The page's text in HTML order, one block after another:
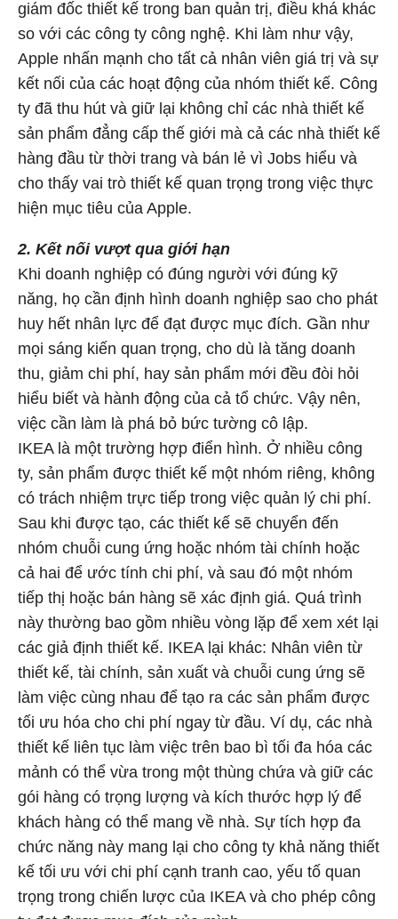
giám đốc thiết kế trong ban quản trị, điều khá khác
so với các công ty công nghệ. Khi làm như vậy,
Apple nhấn mạnh cho tất cả nhân viên giá trị và sự
kết nối của các hoạt động của nhóm thiết kế. Công
ty đã thu hút và giữ lại không chỉ các nhà thiết kế
sản phẩm đẳng cấp thế giới mà cả các nhà thiết kế
hàng đầu từ thời trang và bán lẻ vì Jobs hiểu và
cho thấy vai trò thiết kế quan trọng trong việc thực
hiện mục tiêu của Apple.
2. Kết nối vượt qua giới hạn
Khi doanh nghiệp có đúng người với đúng kỹ
năng, họ cần định hình doanh nghiệp sao cho phát
huy hết nhân lực để đạt được mục đích. Gần như
mọi sáng kiến quan trọng, cho dù là tăng doanh
thu, giảm chi phí, hay sản phẩm mới đều đòi hỏi
hiểu biết và hành động của cả tổ chức. Vậy nên,
việc cần làm là phá bỏ bức tường cô lập.
IKEA là một trường hợp điển hình. Ở nhiều công
ty, sản phẩm được thiết kế một nhóm riêng, không
có trách nhiệm trực tiếp trong việc quản lý chi phí.
Sau khi được tạo, các thiết kế sẽ chuyển đến
nhóm chuỗi cung ứng hoặc nhóm tài chính hoặc
cả hai để ước tính chi phí, và sau đó một nhóm
tiếp thị hoặc bán hàng sẽ xác định giá. Quá trình
này thường bao gồm nhiều vòng lặp để xem xét lại
các giả định thiết kế. IKEA lại khác: Nhân viên từ
thiết kế, tài chính, sản xuất và chuỗi cung ứng sẽ
làm việc cùng nhau để tạo ra các sản phẩm được
tối ưu hóa cho chi phí ngay từ đầu. Ví dụ, các nhà
thiết kế liên tục làm việc trên bao bì tối đa hóa các
mảnh có thể vừa trong một thùng chứa và giữ các
gói hàng có trọng lượng và kích thước hợp lý để
khách hàng có thể mang về nhà. Sự tích hợp đa
chức năng này mang lại cho công ty khả năng thiết
kế tối ưu với chi phí cạnh tranh cao, yếu tố quan
trọng trong chiến lược của IKEA và cho phép công